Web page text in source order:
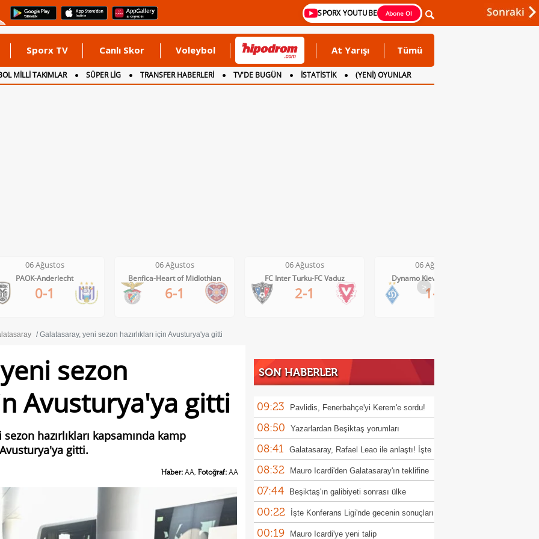
SPORX YOUTUBE Abone Ol
Sporx TV Canlı Skor Voleybol At Yarışı Tümü
MİLLİ TAKIMLAR SÜPER LİG TRANSFER HABERLERİ TV'DE BUGÜN İSTATİSTİK
(YENİ) OYUNLAR
06 Ağustos
Benfica-Heart of Midlothian
6-1
06 Ağustos
FC Inter Turku-FC Vaduz
2-1
06 Ağustos
Dynamo Kiev-Qarabag FK
1-0
06 Ağustos
FC Twente-Dunajska Streda
6-0
>
Galatasaray, yeni sezon hazırlıkları için Avusturya'ya gitti
sezon
Avusturya'ya gitti
hazırlıkları kapsamında kamp
gitti.
Haber: AA, Fotoğraf: AA
SON HABERLER
09:23 Pavlidis, Fenerbahçe'yi Kerem'e sordu!
08:50 Yazarlardan Beşiktaş yorumları
08:41 Galatasaray, Rafael Leao ile anlaştı! İşte
masadaki rakam
08:32 Mauro Icardi'den Galatasaray'ın teklifine
ret!
07:44 Beşiktaş'ın galibiyeti sonrası ülke
puanında son durum
00:22 İşte Konferans Ligi'nde gecenin sonuçları
00:19 Mauro Icardi'ye yeni talip